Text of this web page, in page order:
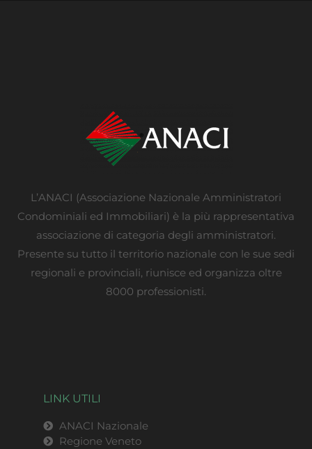
L’ANACI (Associazione Nazionale Amministratori
Condominiali ed Immobiliari) è la più rappresentativa
associazione di categoria degli amministratori.
Presente su tutto il territorio nazionale con le sue sedi
regionali e provinciali, riunisce ed organizza oltre
8000 professionisti.
LINK UTILI
ANACI Nazionale
Regione Veneto